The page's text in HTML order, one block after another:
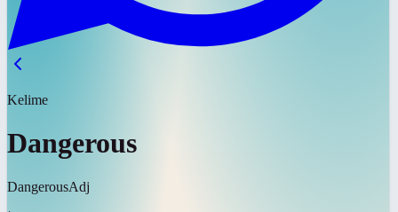
Kelime
Dangerous
DangerousAdj